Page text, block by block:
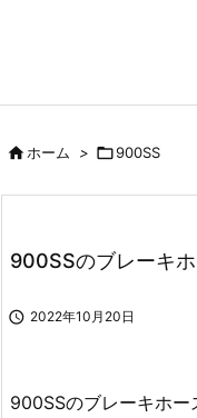
ホーム > 900SS
900SSのブレーキ
 2022年10月20日
900SSのブレーキホー